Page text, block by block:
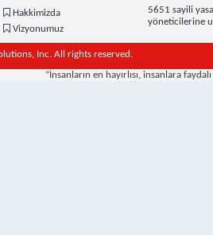
5651 sayili
yöneticilerine
Hakkimizda
Vizyonumuz
Inc. All rights reserved.
“İnsanların en hayırlısı, insanlara